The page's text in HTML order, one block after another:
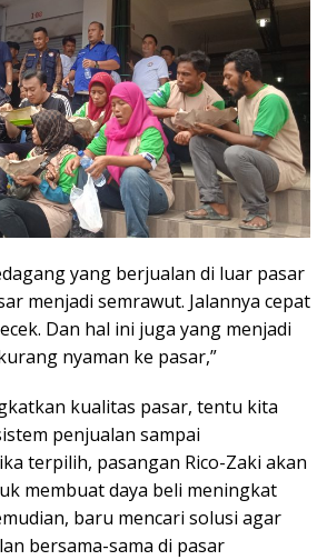
yang berjualan di luar pasar
menjadi semrawut. Jalannya cepat
Dan hal ini juga yang menjadi
nyaman ke pasar,”
kualitas pasar, tentu kita
penjualan sampai
terpilih, pasangan Rico-Zaki akan
membuat daya beli meningkat
baru mencari solusi agar
bersama-sama di pasar